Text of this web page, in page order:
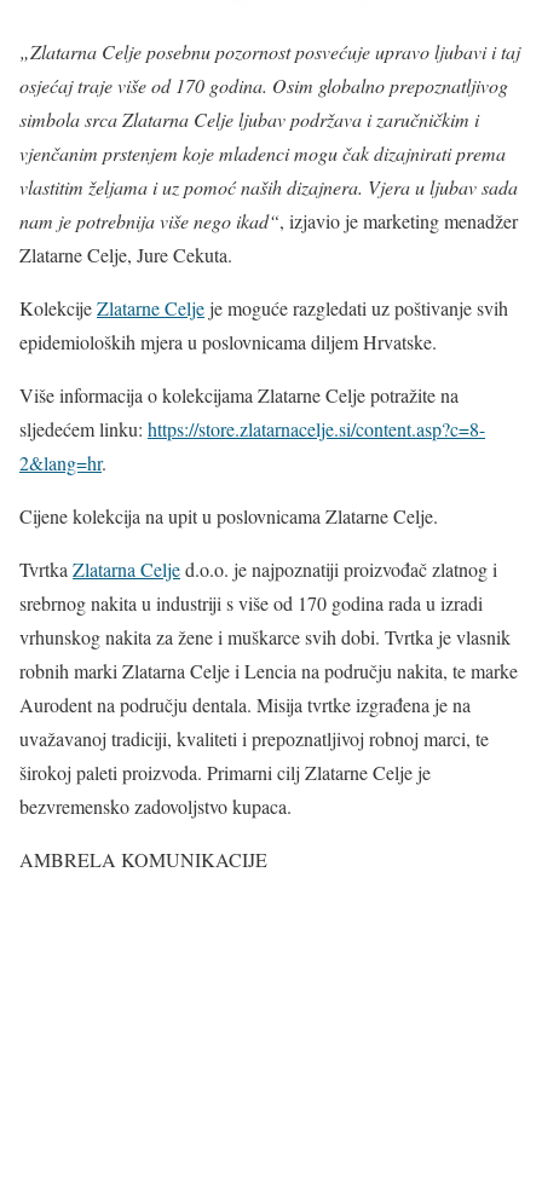
„Zlatarna Celje posebnu pozornost posvećuje upravo ljubavi i taj
osjećaj traje više od 170 godina. Osim globalno prepoznatljivog
simbola srca Zlatarna Celje ljubav podržava i zaručničkim i
vjenčanim prstenjem koje mladenci mogu čak dizajnirati prema
vlastitim željama i uz pomoć naših dizajnera. Vjera u ljubav sada
nam je potrebnija više nego ikad“, izjavio je marketing menadžer
Zlatarne Celje, Jure Cekuta.
KolekcijeZlatarne Celjeje moguće razgledati uz poštivanje svih
epidemioloških mjera u poslovnicama diljem Hrvatske.
Više informacija o kolekcijama Zlatarne Celje potražite na
sljedećem linku: https://store.zlatarnacelje.si/content.asp?c=8-
2&lang=hr.
Cijene kolekcija na upit u poslovnicama Zlatarne Celje.
TvrtkaZlatarna Celjed.o.o. je najpoznatiji proizvođač zlatnog i
srebrnog nakita u industriji s više od 170 godina rada u izradi
vrhunskog nakita za žene i muškarce svih dobi. Tvrtka je vlasnik
robnih marki Zlatarna Celje i Lencia na području nakita, te marke
Aurodent na području dentala. Misija tvrtke izgrađena je na
uvažavanoj tradiciji, kvaliteti i prepoznatljivoj robnoj marci, te
širokoj paleti proizvoda. Primarni cilj Zlatarne Celje je
bezvremensko zadovoljstvo kupaca.
AMBRELA KOMUNIKACIJE